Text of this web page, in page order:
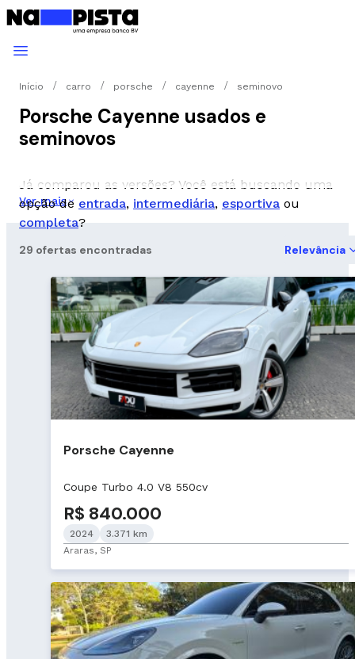
Início carro porsche cayenne seminovo
Porsche Cayenne usados e
seminovos
Já comparou as versões? Você está buscando uma
opção de entrada, intermediária, esportiva ou
completa?
Ver mais
29 ofertas encontradas Relevância
Porsche Cayenne
Coupe Turbo 4.0 V8 550cv
R$ 840.000
2024
3.371 km
Araras, SP